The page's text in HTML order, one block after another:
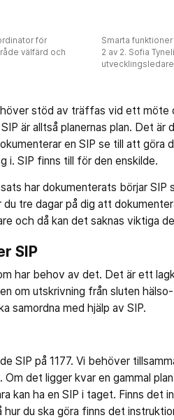
för
välfärd och
Smarta
2 av 2. Sofia
stöd av träffas vid ett möte
är alltså planernas plan. Det är
en SIP se till att
i. SIP finns till för den enskilde.
har dokumenterats börjar SIP
tre dagar på dig att
och då kan det saknas viktiga
SIP
har behov av det. Det är ett
om utskrivning från sluten
samordna med hjälp av SIP.
SIP på 1177. Vi behöver
det ligger kvar en gammal
kan ha en SIP i taget. Finns det
hur du ska göra finns det